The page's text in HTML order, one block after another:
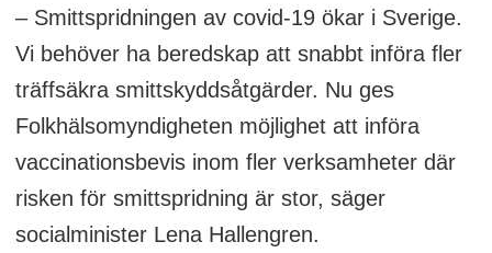
– Smittspridningen av covid-19 ökar i Sverige.
Vi behöver ha beredskap att snabbt införa fler
träffsäkra smittskyddsåtgärder. Nu ges
Folkhälsomyndigheten möjlighet att införa
vaccinationsbevis inom fler verksamheter där
risken för smittspridning är stor, säger
socialminister Lena Hallengren.